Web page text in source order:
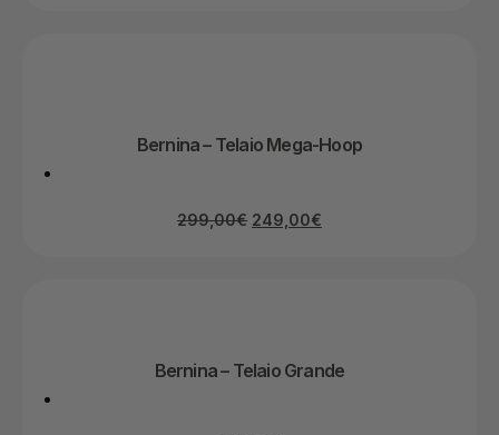
Bernina – Telaio Mega-Hoop
299,00€ 249,00€
Bernina – Telaio Grande